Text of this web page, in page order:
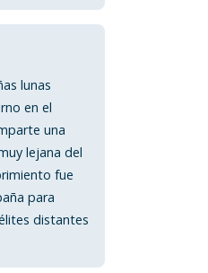
lunas
en el
una
lejana del
fue
para
distantes